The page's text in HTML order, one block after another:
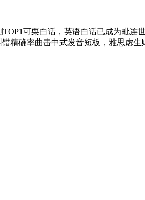
可栗白话，英语白话已成为毗连
精确率曲击中式发音短板，雅思虑生